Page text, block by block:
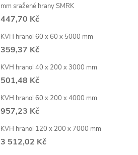
mm sražené hrany SMRK
447,70 Kč
KVH hranol 60 x 60 x 5000 mm
359,37 Kč
KVH hranol 40 x 200 x 3000 mm
501,48 Kč
KVH hranol 60 x 200 x 4000 mm
957,23 Kč
KVH hranol 120 x 200 x 7000 mm
3 512,02 Kč